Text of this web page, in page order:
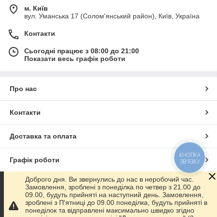
2011)
2) "Auto-Hak" - Польський виробник фаркопів.
Серед польських фірм - Автохак є преміум виробником , які
експортують свої фаркопи по всьому світу, в тому числі і в
Україну. Так само є всі сертифікати та відповідні документи,
комплекті.
Швидкознімний вертикальний на ключику.
3) Словацький виробник фаркопів.
Особливість і головний плюс Словаків в тому, що всі
фаркопи
ПОВНІСТЮ ОЦИНКОВАНІ
. Це 100 % захист від
корозії, і зовнішній вигляд його підкреслить індивідуальність
власника. Випускають фаркопи у двох примірниках: Умовно-
знімний (на двох болтах), Автомат (горизонтально-
знімний).Фаркоп дляVolkswagen Jetta (2005-2011)від
виробника "Galia" - це відмінний аксесуар для Вашого авто.
м. Київ
вул. Уманська 17 (Солом'янський район), Київ, Україна
Контакти
Сьогодні працює з 08:00 до 21:00
Показати весь графік роботи
Про нас
Контакти
Доставка та оплата
Графік роботи
Повна версія сайту
Сайт створено на маркетплейсіProm.ua
Доброго дня. Ви звернулись до нас в неробочий час.
Замовлення, зроблені з понеділка по четвер з 21.00 до
09.00, будуть прийняті на наступний день. Замовлення,
зроблені з П'ятниці до 09.00 понеділка, будуть прийняті в
понеділок та відправлені максимально швидко згідно
КНОПКА
ЗВ'ЯЗКУ